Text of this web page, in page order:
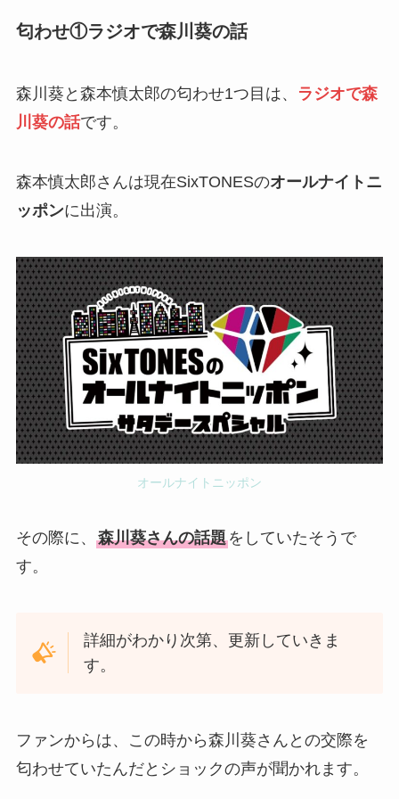
匂わせ①ラジオで森川葵の話
森川葵と森本慎太郎の匂わせ1つ目は、
ラジオで森
川葵の話です。
森本慎太郎さんは現在SixTONESのオールナイトニ
ッポンに出演。
オールナイトニッポン
その際に、 森川葵さんの話題をしていたそうで
す。
詳細がわかり次第、更新していきま
す。
ファンからは、この時から森川葵さんとの交際を
匂わせていたんだとショックの声が聞かれます。